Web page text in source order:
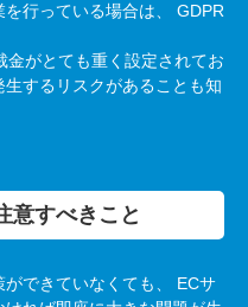
行っている場合は、 GDPR
金がとても重く設定されてお
するリスクがあることも知
意すべきこと
できていなくても、 ECサ